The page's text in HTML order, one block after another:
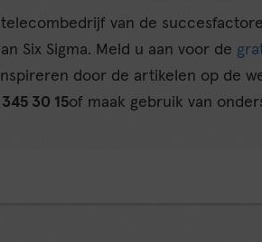
van de
Six Sigma. Meld u aan voor de
door de artikelen op de
30 15of maak gebruik van